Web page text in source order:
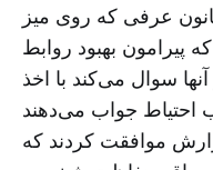
عرفی که روی میز
بهبود روابط
سوال می‌کند با اخذ
موافقت کردند که